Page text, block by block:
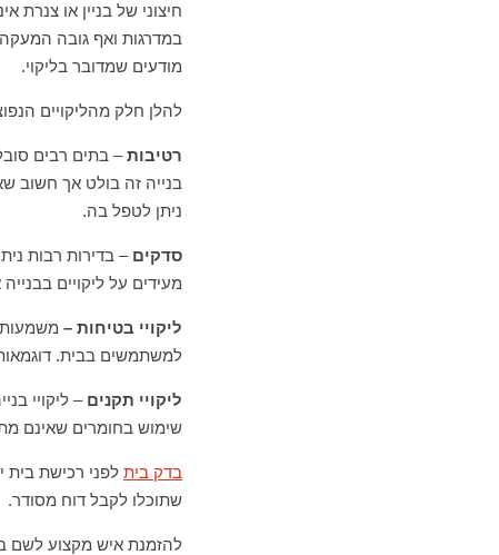
חיצוני של בניין או צנרת
במדרגות ואף גובה המעקה
מודעים שמדובר בליקוי.
להלן חלק מהליקויים
רטיבות– בתים רבים
בנייה זה בולט אך חשוב
ניתן לטפל בה.
סדקים – בדירות רבות
מעידים על ליקויים
ליקויי בטיחות – משמעות
למשתמשים בבית. דוגמאות
ליקויי תקנים – ליקויי
שימוש בחומרים שאינם
בדק בית לפני רכישת בית
שתוכלו לקבל דוח מסודר.
להזמנת איש מקצוע לשם בדק